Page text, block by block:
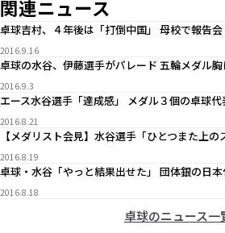
関連ニュース
2016.9.16
卓球吉村、４年後は「打倒中国」 母校で報告会
2016.9.3
卓球の水谷、伊藤選手がパレード 五輪メダル
2016.8.21
エース水谷選手「達成感」 メダル３個の卓球
2016.8.19
【メダリスト会見】水谷選手「ひとつまた上の
2016.8.18
卓球・水谷「やっと結果出せた」 団体銀の日
卓球のニュース一